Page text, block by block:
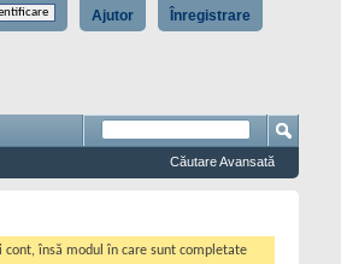
Înregistrare
Ajutor
Căutare Avansată
însă modul în care sunt completate